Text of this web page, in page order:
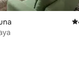
bedømmelse, 4